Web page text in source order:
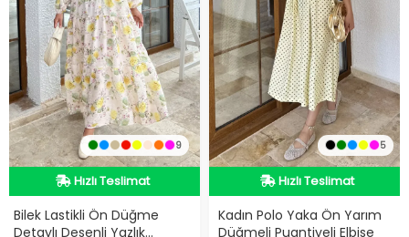
9
Hızlı Teslimat
Videolu Ürün
Hızlı Teslimat
Bilek Lastikli Ön Düğme
Detaylı Desenli Yazlık
5
Hızlı Teslimat
Videolu Ürün
Hızlı Teslimat
Kadın Polo Yaka Ön Yarım
Düğmeli Puantiyeli Elbise